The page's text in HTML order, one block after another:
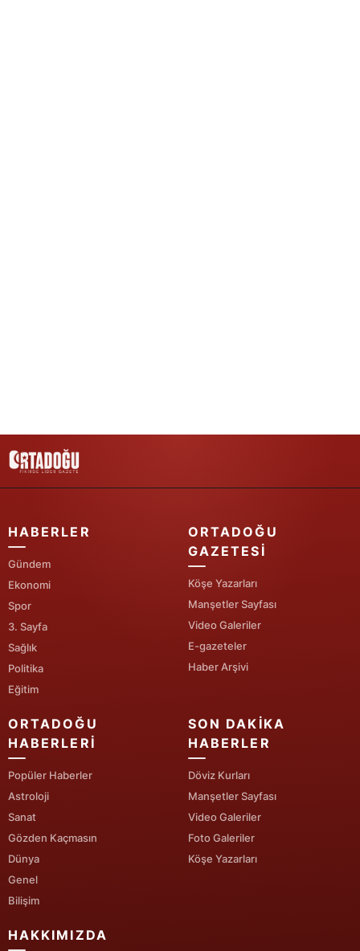
HABERLER
Gündem
Ekonomi
Spor
3. Sayfa
Sağlık
Politika
Eğitim
ORTADOĞU
GAZETESI
Köşe Yazarları
Manşetler Sayfası
Video Galeriler
E-gazeteler
Haber Arşivi
ORTADOĞU
HABERLERI
Popüler Haberler
Astroloji
Sanat
Gözden Kaçmasın
Dünya
Genel
Bilişim
SON DAKIKA
HABERLER
Döviz Kurları
Manşetler Sayfası
Video Galeriler
Foto Galeriler
Köşe Yazarları
HAKKIMIZDA